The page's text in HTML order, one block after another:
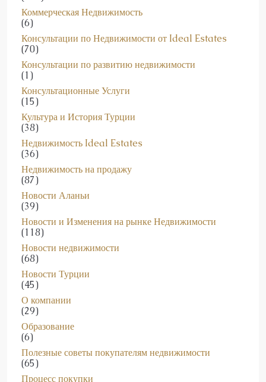
(6)
Консультации по Недвижимости от Ideal Estates
(70)
Консультации по развитию недвижимости
(1)
Консультационные Услуги
(15)
Культура и История Турции
(38)
Недвижимость Ideal Estates
(36)
Недвижимость на продажу
(87)
Новости Аланьи
(39)
Новости и Изменения на рынке Недвижимости
(118)
Новости недвижимости
(68)
Новости Турции
(45)
О компании
(29)
Образование
(6)
Полезные советы покупателям недвижимости
(65)
Процесс покупки
(7)